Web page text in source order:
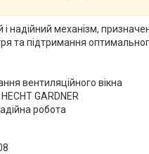
надійний механізм,
та підтримання
вентиляційного вікна
GARDNER
робота